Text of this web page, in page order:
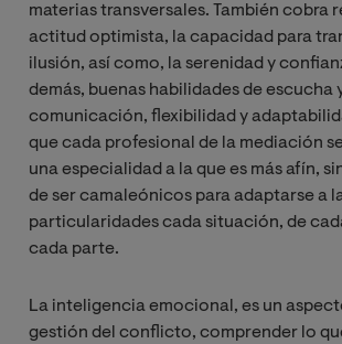
materias transversales. También cobra
actitud optimista, la capacidad para
ilusión, así como, la serenidad y
demás, buenas habilidades de escucha
comunicación, flexibilidad y
que cada profesional de la mediación
una especialidad a la que es más afín,
de ser camaleónicos para adaptarse a
particularidades cada situación, de
cada parte.
La inteligencia emocional, es un
gestión del conflicto, comprender lo